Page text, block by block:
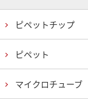
ピペットチップ
ピペット
マイクロチューブ